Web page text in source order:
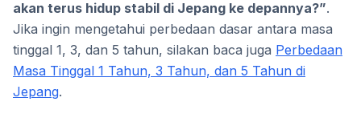
akan terus hidup stabil di Jepang ke depannya?”.
Jika ingin mengetahui perbedaan dasar antara masa
tinggal 1, 3, dan 5 tahun, silakan baca juga Perbedaan
Masa Tinggal 1 Tahun, 3 Tahun, dan 5 Tahun di
Jepang.